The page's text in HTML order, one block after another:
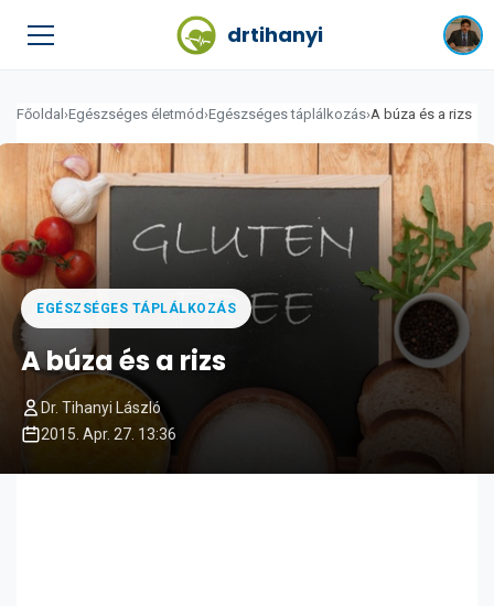
drtihanyi
Főoldal ›Egészséges életmód ›Egészséges táplálkozás›A búza és a rizs
EGÉSZSÉGES TÁPLÁLKOZÁS
A búza és a rizs
Dr. Tihanyi László
2015. Apr. 27. 13:36